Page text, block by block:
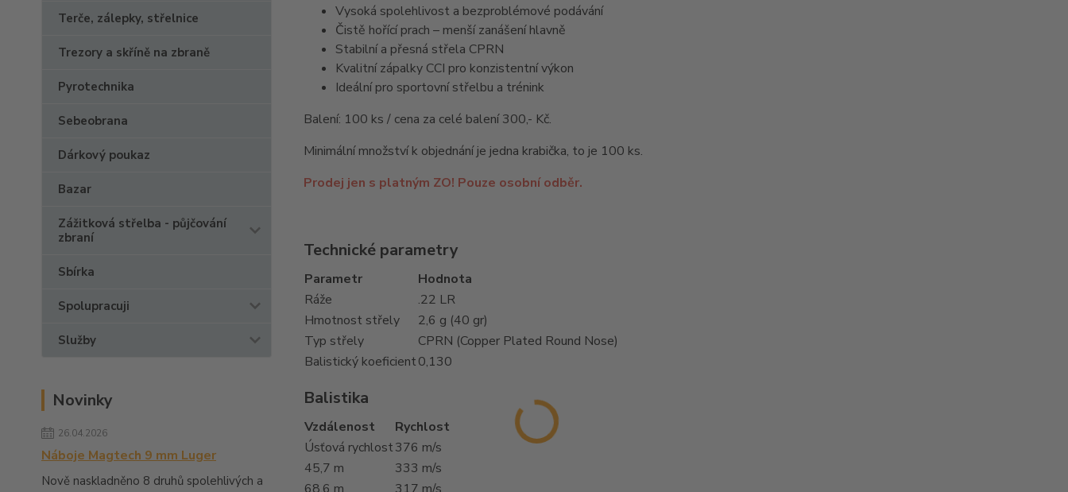
Terče, zálepky, střelnice
Trezory a skříně na zbraně
Pyrotechnika
Sebeobrana
Dárkový poukaz
Bazar
Zážitková střelba - půjčování
zbraní
Sbírka
Spolupracuji
Služby
Novinky
26.04.2026
Náboje Magtech 9 mm Luger
Nově naskladněno 8 druhů spolehlivých a
Vysoká spolehlivost a bezproblémové podávání
Čistě hořící prach – menší zanášení hlavně
Stabilní a přesná střela CPRN
Kvalitní zápalky CCI pro konzistentní výkon
Ideální pro sportovní střelbu a trénink
Balení: 100 ks / cena za celé balení 300,- Kč.
Minimální množství k objednání je jedna krabička, to je 100 ks.
Prodej jen s platným ZO! Pouze osobní odběr.
Technické parametry
Parametr
Hodnota
Ráže
.22 LR
Hmotnost střely
2,6 g (40 gr)
Typ střely
CPRN (Copper Plated Round Nose)
Balistický koeficient0,130
Balistika
Vzdálenost
Rychlost
Úsťová rychlost376 m/s
45,7 m
333 m/s